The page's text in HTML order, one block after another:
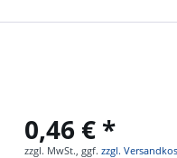
0,46 € *
zzgl. MwSt., ggf. zzgl.